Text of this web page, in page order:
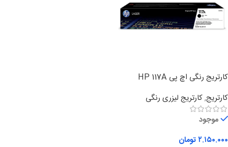
کارتریج رنگی اچ پی HP 117A
کارتریج,کارتریج لیزری رنگی
موجود
۲.۱۵۰.۰۰۰تومان